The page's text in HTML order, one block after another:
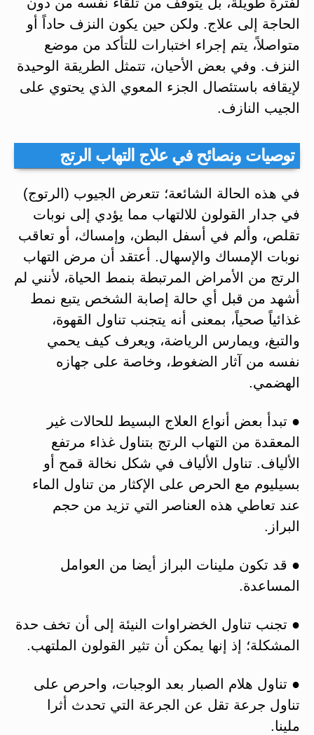
الحاجة إلى علاج. ولكن حين يكون النزف حاداً أو
متواصلاً، يتم إجراء اختبارات للتأكد من موضع
النزف. وفي بعض الأحيان، تتمثل الطريقة الوحيدة
لإيقافه باستئصال الجزء المعوي الذي يحتوي على
الجيب النازف.
توصيات ونصائح في علاج التهاب الرتج
في هذه الحالة الشائعة؛ تتعرض الجيوب (الرتوج)
في جدار القولون للالتهاب مما يؤدي إلى نوبات
تقلص، وألم في أسفل البطن، وإمساك، أو تعاقب
نوبات الإمساك والإسهال. أعتقد أن مرض التهاب
الرتج من الأمراض المرتبطة بنمط الحياة، لأنني لم
أشهد من قبل أي حالة إصابة الشخص يتبع نمط
غذائياً صحياً، بمعنى أنه يتجنب تناول القهوة،
والتبغ، ويمارس الرياضة، ويعرف كيف يحمي
نفسه من آثار الضغوط، وخاصة على جهازه
الهضمي.
● تبدأ بعض أنواع العلاج البسيط للحالات غير
المعقدة من التهاب الرتج بتناول غذاء مرتفع
الألياف. تناول الألياف في شكل نخالة قمح أو
بسيليوم مع الحرص على الإكثار من تناول الماء
عند تعاطي هذه العناصر التي تزيد من حجم
البراز.
● قد تكون ملينات البراز أيضا من العوامل
المساعدة.
● تجنب تناول الخضراوات النيئة إلى أن تخف حدة
المشكلة؛ إذ إنها يمكن أن تثير القولون الملتهب.
● تناول هلام الصبار بعد الوجبات، واحرص على
تناول جرعة تقل عن الجرعة التي تحدث أثرا
ملينا.